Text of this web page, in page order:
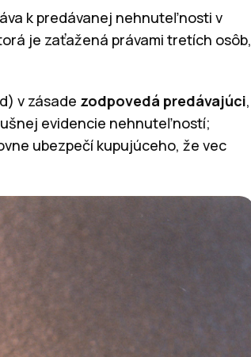
k predávanej nehnuteľnosti v
je zaťažená právami tretích osôb,
v zásade zodpovedá predávajúci,
evidencie nehnuteľností;
ubezpečí kupujúceho, že vec